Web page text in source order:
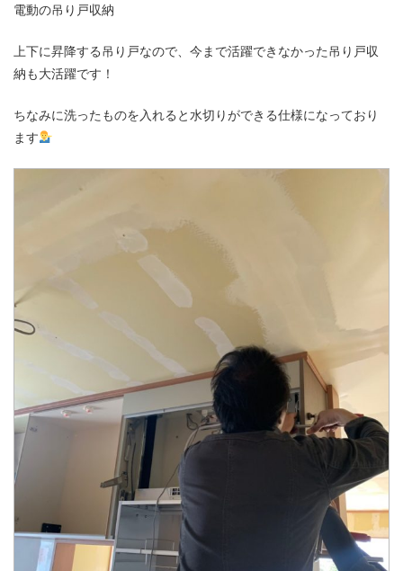
電動の吊り戸収納
上下に昇降する吊り戸なので、今まで活躍できなかった吊り戸収
納も大活躍です！
ちなみに洗ったものを入れると水切りができる仕様になっており
ます